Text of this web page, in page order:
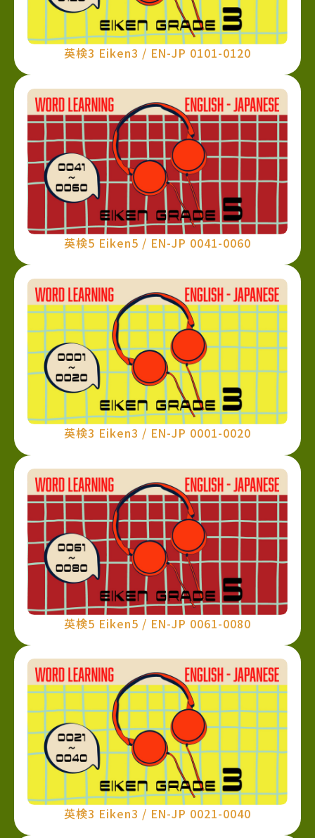
英検3 Eiken3 / EN-JP 0101-0120
英検5 Eiken5 / EN-JP 0041-0060
英検3 Eiken3 / EN-JP 0001-0020
英検5 Eiken5 / EN-JP 0061-0080
英検3 Eiken3 / EN-JP 0021-0040